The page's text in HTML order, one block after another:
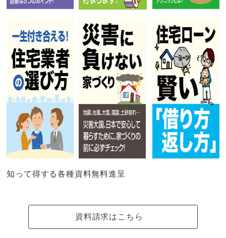
知って得する各種資料無料進呈
資料請求はこちら